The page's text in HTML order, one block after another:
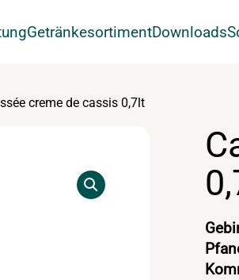
GetränkesortimentDownloads
creme de cassis 0,7lt